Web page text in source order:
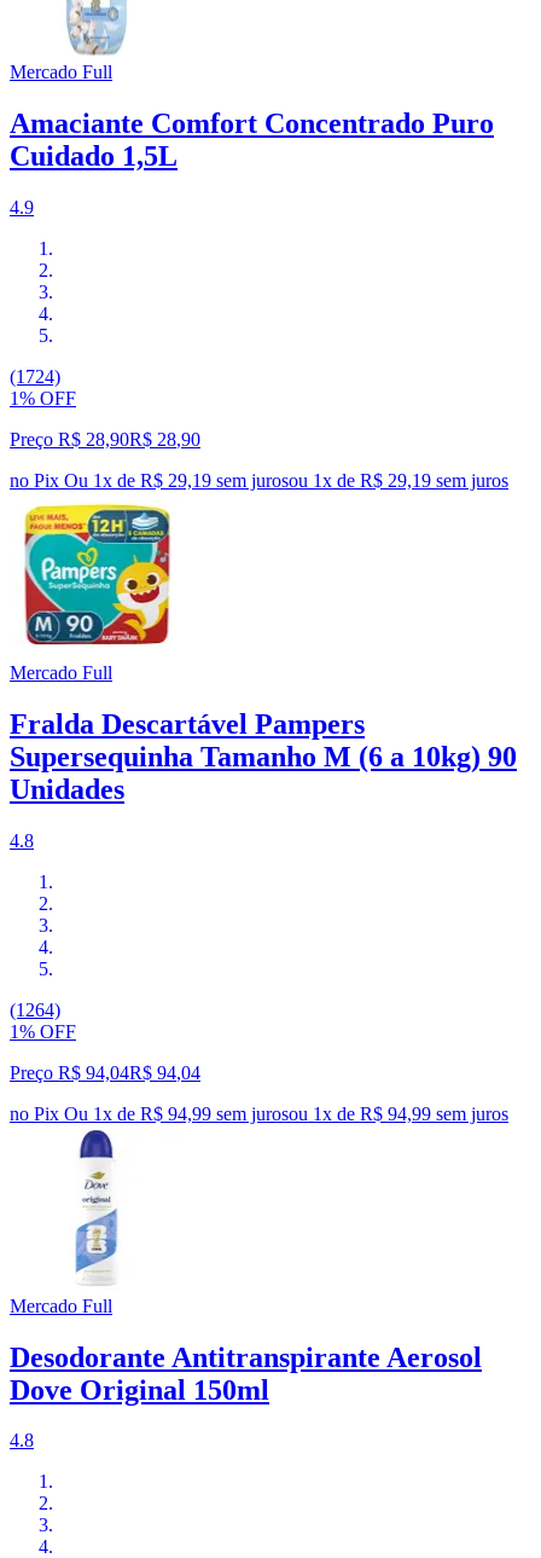
Mercado Full
Amaciante Comfort Concentrado Puro
Cuidado 1,5L
4.9
(1724)
1% OFF
Preço R$ 28,90R$ 28,90
no Pix Ou 1x de R$ 29,19 sem jurosou 1x de R$ 29,19 sem juros
Mercado Full
Fralda Descartável Pampers
Supersequinha Tamanho M (6 a 10kg) 90
Unidades
4.8
(1264)
1% OFF
Preço R$ 94,04R$ 94,04
no Pix Ou 1x de R$ 94,99 sem jurosou 1x de R$ 94,99 sem juros
Mercado Full
Desodorante Antitranspirante Aerosol
Dove Original 150ml
4.8